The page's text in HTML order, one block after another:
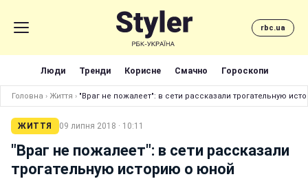
rbc.ua
Люди Тренди Корисне Смачно Гороскопи
Головна › Життя › "Враг не пожалеет": в сети рассказали трогательную
ЖИТТЯ 09 липня 2018 · 10:11
"Враг не пожалеет": в сети рассказали
трогательную историю о юной